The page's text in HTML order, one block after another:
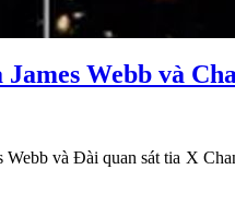
James Webb và
và Đài quan sát tia X